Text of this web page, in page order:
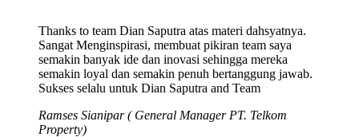
Thanks to team Dian Saputra atas materi dahsyatnya.
Sangat Menginspirasi, membuat pikiran team saya
semakin banyak ide dan inovasi sehingga mereka
semakin loyal dan semakin penuh bertanggung jawab.
Sukses selalu untuk Dian Saputra and Team
Ramses Sianipar ( General Manager PT. Telkom
Property)